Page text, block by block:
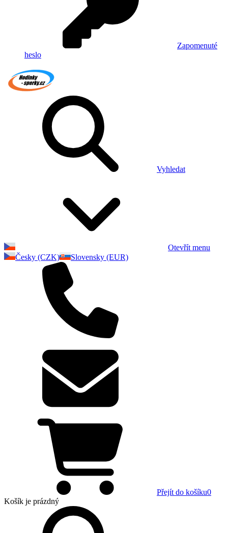
Zapomenuté
heslo
Vyhledat
Otevřít menu
Česky (CZK)
Slovensky (EUR)
Přejít do košíku0
Košík je prázdný